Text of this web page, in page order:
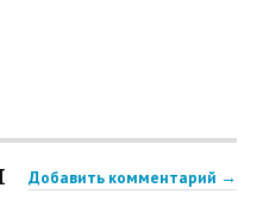
Добавить комментарий →